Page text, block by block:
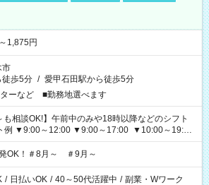
1,875円
市
徒歩5分 / 愛甲石田駅から徒歩5分
ーなど ■勤務地選べます
も相談OK!】午前中のみや18時以降などのシフト
例 ▼9:00～12:00 ▼9:00～17:00 ▼10:00～19:00
OK！＃8月～ ＃9月～
/ 日払いOK / 40～50代活躍中 / 副業・Wワーク